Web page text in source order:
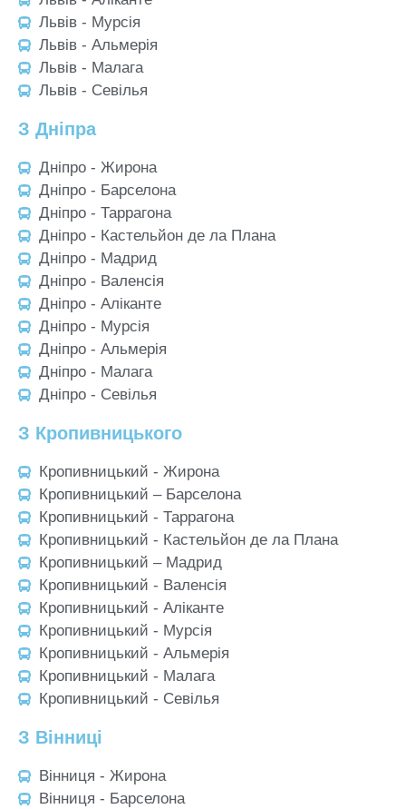
Львів - Мурсія
Львів - Альмерія
Львів - Малага
Львів - Севілья
З Дніпра
Дніпро - Жирона
Дніпро - Барселона
Дніпро - Таррагона
Дніпро - Кастельйон де ла Плана
Дніпро - Мадрид
Дніпро - Валенсія
Дніпро - Аліканте
Дніпро - Мурсія
Дніпро - Альмерія
Дніпро - Малага
Дніпро - Севілья
З Кропивницького
Кропивницький - Жирона
Кропивницький – Барселона
Кропивницький - Таррагона
Кропивницький - Кастельйон де ла Плана
Кропивницький – Мадрид
Кропивницький - Валенсія
Кропивницький - Аліканте
Кропивницький - Мурсія
Кропивницький - Альмерія
Кропивницький - Малага
Кропивницький - Севілья
З Вінниці
Вінниця - Жирона
Вінниця - Барселона